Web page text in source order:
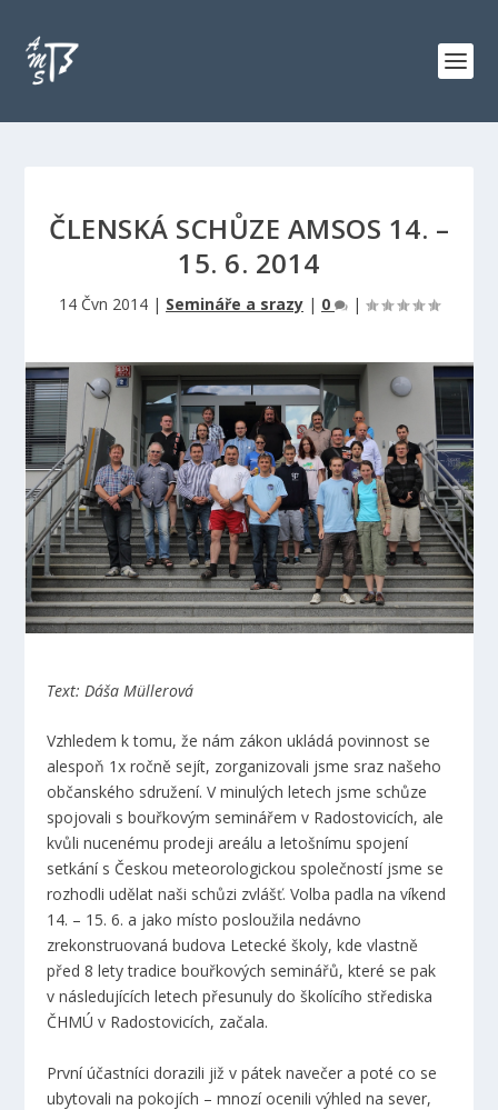
ČLENSKÁ SCHŮZE AMSOS 14. –
15. 6. 2014
14 Čvn 2014 | Semináře a srazy | 0 |
Text: Dáša Müllerová
Vzhledem k tomu, že nám zákon ukládá povinnost se
alespoň 1x ročně sejít, zorganizovali jsme sraz našeho
občanského sdružení. V minulých letech jsme schůze
spojovali s bouřkovým seminářem v Radostovicích, ale
kvůli nucenému prodeji areálu a letošnímu spojení
setkání s Českou meteorologickou společností jsme se
rozhodli udělat naši schůzi zvlášť. Volba padla na víkend
14. – 15. 6. a jako místo posloužila nedávno
zrekonstruovaná budova Letecké školy, kde vlastně
před 8 lety tradice bouřkových seminářů, které se pak
v následujících letech přesunuly do školícího střediska
ČHMÚ v Radostovicích, začala.
První účastníci dorazili již v pátek navečer a poté co se
ubytovali na pokojích – mnozí ocenili výhled na sever,